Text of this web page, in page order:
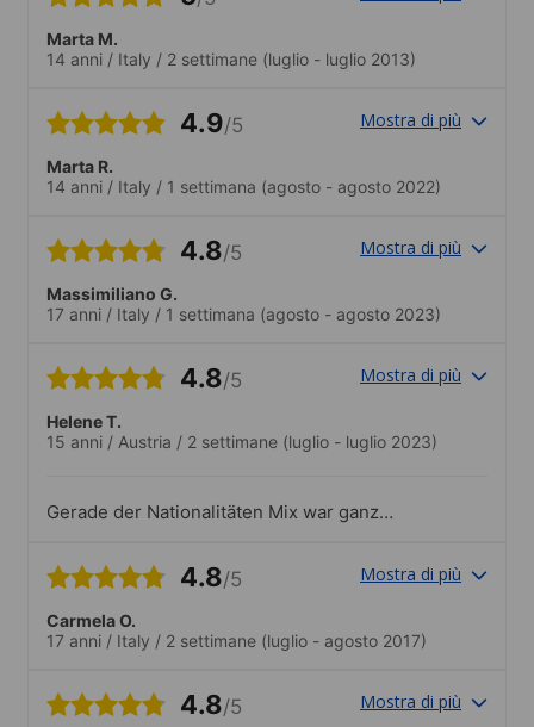
Marta M.
14 anni / Italy / 2 settimane (luglio - luglio 2013)
4.9/5 Mostra di più
Marta R.
14 anni / Italy / 1 settimana (agosto - agosto 2022)
4.8/5 Mostra di più
Massimiliano G.
17 anni / Italy / 1 settimana (agosto - agosto 2023)
4.8/5 Mostra di più
Helene T.
15 anni / Austria / 2 settimane (luglio - luglio 2023)
Gerade der Nationalitäten Mix war ganz
hat jetzt Kontakte und Freunde in der
begeistert von den Unternehmungen und
vom ‘Staff’
4.8/5 Mostra di più
Carmela O.
17 anni / Italy / 2 settimane (luglio - agosto 2017)
4.8/5 Mostra di più